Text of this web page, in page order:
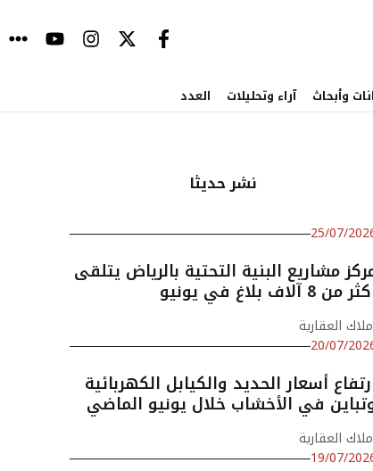
وأبحاث آراء وتحليلات العدد
نشر حديثا
25/07/
مشاريع البنية التحتية بالرياض يتلقى
من 8 آلاف بلاغ في يونيو
العقارية
20/07/
أسعار الحديد والكيابل الكهربائية
في الأخشاب خلال يونيو الماضي
العقارية
19/07/